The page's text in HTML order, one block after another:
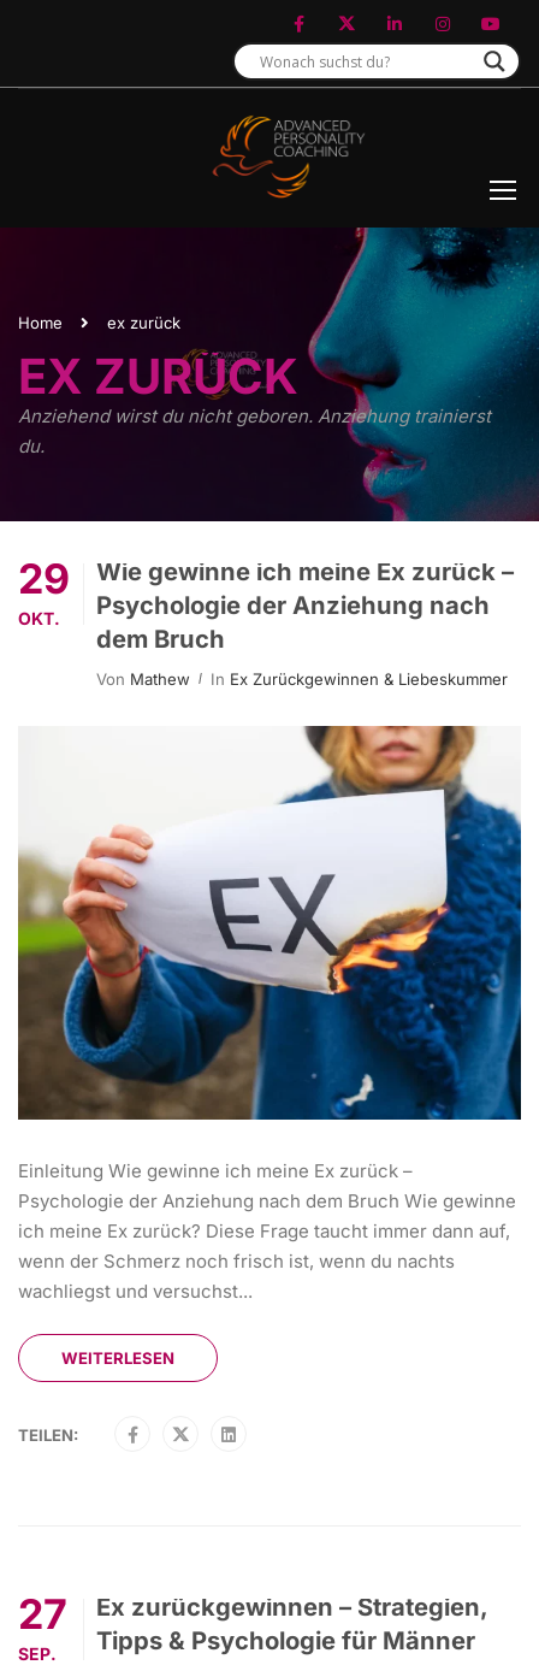
Home ex zurück
EX ZURÜCK
Anziehend wirst du nicht geboren. Anziehung trainierst
du.
29
OKT.
Wie gewinne ich meine Ex zurück –
Psychologie der Anziehung nach
dem Bruch
Von Mathew In Ex Zurückgewinnen & Liebeskummer
Einleitung Wie gewinne ich meine Ex zurück –
Psychologie der Anziehung nach dem Bruch Wie gewinne
ich meine Ex zurück? Diese Frage taucht immer dann auf,
wenn der Schmerz noch frisch ist, wenn du nachts
wachliegst und versuchst...
WEITERLESEN
TEILEN:
27
SEP.
Ex zurückgewinnen – Strategien,
Tipps & Psychologie für Männer